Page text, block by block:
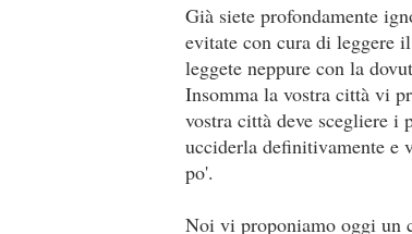
Già siete profondamente
evitate con cura di leggere
leggete neppure con la
Insomma la vostra città vi
vostra città deve scegliere i
ucciderla definitivamente e
po'.
Noi vi proponiamo oggi un